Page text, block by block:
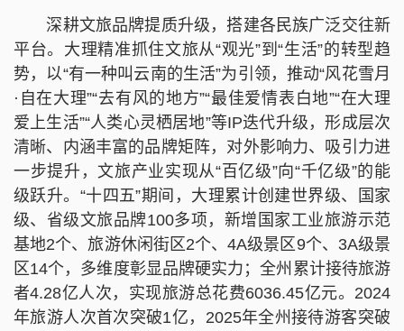
深耕文旅品牌提质升级，搭建各民族广泛交往新
平台。大理精准抓住文旅从“观光”到“生活”的转型趋
势，以“有一种叫云南的生活”为引领，推动“风花雪月
·自在大理”“去有风的地方”“最佳爱情表白地”“在大理
爱上生活”“人类心灵栖居地”等IP迭代升级，形成层次
清晰、内涵丰富的品牌矩阵，对外影响力、吸引力进
一步提升，文旅产业实现从“百亿级”向“千亿级”的能
级跃升。“十四五”期间，大理累计创建世界级、国家
级、省级文旅品牌100多项，新增国家工业旅游示范
基地2个、旅游休闲街区2个、4A级景区9个、3A级景
区14个，多维度彰显品牌硬实力；全州累计接待旅游
者4.28亿人次，实现旅游总花费6036.45亿元。2024
年旅游人次首次突破1亿，2025年全州接待游客突破